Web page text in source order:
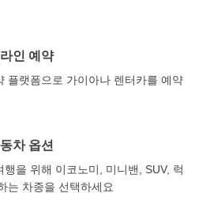
인 예약
플랫폼으로 가이아나 렌터카를 예약
차 옵션
행을 위해 이코노미, 미니밴, SUV, 럭
는 차종을 선택하세요